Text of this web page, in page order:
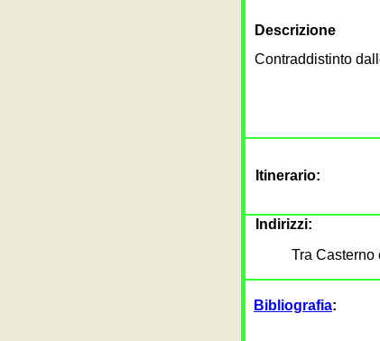
Descrizione
Contraddistinto
Itinerario:
Indirizzi:
Tra Casterno
Bibliografia: